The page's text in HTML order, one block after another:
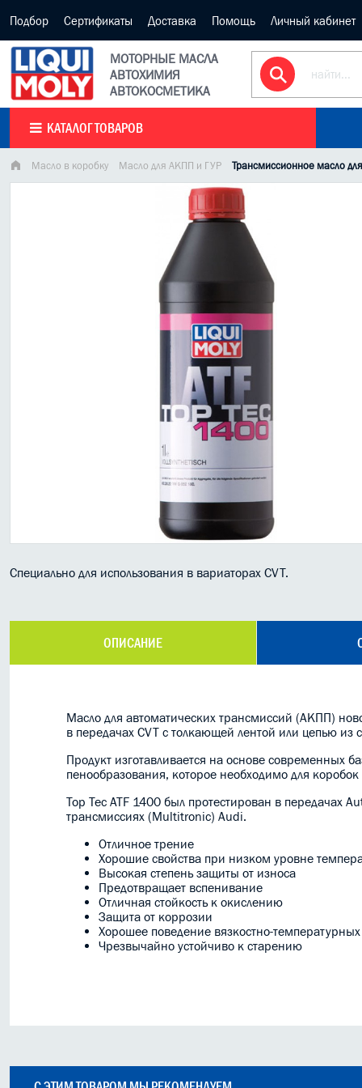
Подбор Сертификаты Доставка Помощь Личный кабинет
МОТОРНЫЕ МАСЛА
АВТОХИМИЯ
АВТОКОСМЕТИКА
КАТАЛОГ ТОВАРОВ
Масло в коробку Масло для АКПП и ГУР Трансмиссионное масло
Специально для использования в вариаторах CVT.
ОПИСАНИЕ
Масло для автоматических трансмиссий (АКПП)
в передачах CVT с толкающей лентой или цепью из
Продукт изготавливается на основе современных
пенообразования, которое необходимо для
Top Tec ATF 1400 был протестирован в передачах
трансмиссиях (Multitronic) Audi.
Отличное трение
Хорошие свойства при низком уровне
Высокая степень защиты от износа
Предотвращает вспенивание
Отличная стойкость к окислению
Защита от коррозии
Хорошее поведение вязкостно-температурных
Чрезвычайно устойчиво к старению